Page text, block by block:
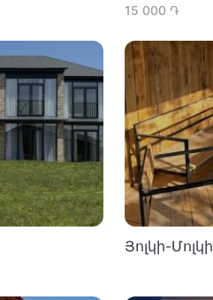
15 000 ֏
Յոլկի-Մոլկի